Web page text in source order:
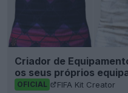
Criador de
os seus próprios
OFICIAL FIFA Kit Creator